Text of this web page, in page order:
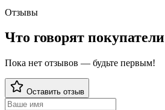
Отзывы
Что говорят покупатели
Пока нет отзывов — будьте первым!
Оставить отзыв